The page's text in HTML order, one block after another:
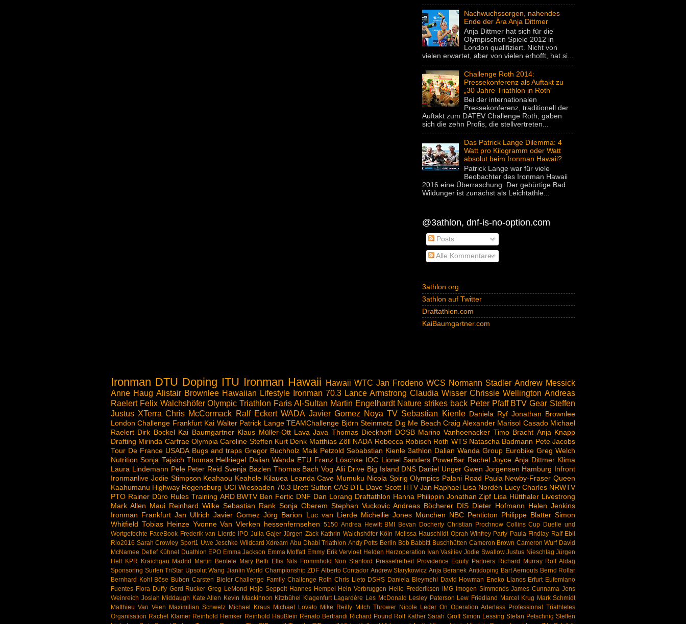
Nachwuchssorgen, nahendes
Ende der Ära Anja Dittmer
Anja Dittmer hat sich für die
Olympischen Spiele 2012 in
London qualifiziert. Nicht von
vielen erwartet, aber von vielen erhofft, hat si...
Challenge Roth 2014:
Pressekonferenz als Auftakt zu
„30 Jahre Triathlon in Roth“
Bei der internationalen
Pressekonferenz, traditionell der
Auftakt zum DATEV Challenge Roth, gaben
sich die zehn Profis, die stellvertreten...
Das Patrick Lange Dilemma: 4
Watt pro Kilogramm oder Watt
absolut beim Ironman Hawaii?
Patrick Lange war für viele
Beobachter des Ironman Hawaii
2016 eine Überraschung. Der gebürtige Bad
Wildunger ist zunächst als Leichtathle...
@3athlon, dnf-is-no-option.com
Posts
Alle Kommentare
3athlon.org
3athlon auf Twitter
Draftathlon.com
KaiBaumgartner.com
Ironman DTU Doping ITU Ironman Hawaii Hawaii WTC Jan Frodeno WCS Normann Stadler Andrew Messick
Anne Haug Alistair Brownlee Hawaiian Lifestyle Ironman 70.3 Lance Armstrong Claudia Wisser Chrissie Wellington Andreas
Raelert Felix Walchshöfer Olympic Triathlon Faris Al-Sultan Martin Engelhardt Nature strikes back Peter Pfaff BTV Gear Steffen
Justus XTerra Chris McCormack Ralf Eckert WADA Javier Gomez Noya TV Sebastian Kienle Daniela Ryf Jonathan Brownlee
London Challenge Frankfurt Kai Walter Patrick Lange TEAMChallenge Björn Steinmetz Dig Me Beach Craig Alexander Marisol Casado Michael
Raelert Dirk Bockel Kai Baumgartner Klaus Müller-Ott Lava Java Thomas Dieckhoff DOSB Marino Vanhoenacker Timo Bracht Anja Knapp
Drafting Mirinda Carfrae Olympia Caroline Steffen Kurt Denk Matthias Zöll NADA Rebecca Robisch Roth WTS Natascha Badmann Pete Jacobs
Tour De France USADA Bugs and traps Gregor Buchholz Maik Petzold Sebabstian Kienle 3athlon Dalian Wanda Group Eurobike Greg Welch
Nutrition Sonja Tajsich Thomas Hellriegel Dalian Wanda ETU Franz Löschke IOC Lionel Sanders PowerBar Rachel Joyce Anja Dittmer Klima
Laura Lindemann Pele Peter Reid Svenja Bazlen Thomas Bach Vog Alii Drive Big Island DNS Daniel Unger Gwen Jorgensen Hamburg
Infront
Ironmanlive Jodie Stimpson Keahaou Keahole Kilauea Leanda Cave Mumuku Nicola Spirig Olympics Palani Road Paula Newby-Fraser Queen
Kaahumanu Highway Regensburg UCI Wiesbaden 70.3 Brett Sutton CAS DTL Dave Scott HTV Jan Raphael Lisa Nordén Lucy Charles NRWTV
PTO Rainer Düro Rules Training ARD BWTV Ben Fertic DNF Dan Lorang Draftathlon Hanna Philippin Jonathan Zipf Lisa Hütthaler
Livestrong
Mark Allen
Maui Reinhard Wilke Sebastian Rank Sonja Oberem Stephan Vuckovic Andreas Böcherer DIS Dieter Hofmann
Helen Jenkins
Ironman Frankfurt Jan Ullrich Javier Gomez Jörg Barion Luc van Lierde Michellie Jones München NBC Penticton Philippe Blatter Simon
Whitfield Tobias Heinze Yvonne Van Vlerken hessenfernsehen 5150 Andrea Hewitt BMI Bevan Docherty Christian Prochnow Collins Cup Duelle und
Wortgefechte FaceBook Frederik van Lierde IPO Julia Gajer Jürgen Zäck Kathrin Walchshöfer Köln Melissa Hauschildt Oprah Winfrey Party Paula Findlay Ralf Ebli
Rio2016 Sarah Crowley Sport1 Uwe Jeschke Wildcard Xdream Abu Dhabi Triathlon Andy Potts Berlin Bob Babbitt Buschhütten Cameron Brown Cameron Wurf David
McNamee Detlef Kühnel Duathlon EPO Emma Jackson Emma Moffatt Emmy Erik Vervloet Helden Herzoperation Ivan Vasiliev Jodie Swallow Justus Nieschlag Jürgen
Helt KPR Kraichgau Madrid Martin Bentele Mary Beth Ellis Nils Frommhold Non Stanford Pressefreiheit Providence Equity Partners Richard Murray Rolf Aldag
Sponsoring Surfen TriStar Upsolut Wang Jianlin World Championship ZDF Alberto Contador Andrew Starykowicz Anja Beranek Antidoping Bart Aernouts Bernd Rollar
Bernhard Kohl Böse Buben Carsten Bieler Challenge Family Challenge Roth Chris Lieto DSHS Daniela Bleymehl David Howman Eneko Llanos Erfurt Eufemiano
Fuentes Flora Duffy Gerd Rucker Greg LeMond Hajo Seppelt Hannes Hempel Hein Verbruggen Helle Frederiksen IMG Imogen Simmonds James Cunnama Jens
Weinreich Josiah Middaugh Kate Allen Kevin Mackinnon Kitzbühel Klagenfurt Lagardère Les McDonald Lesley Paterson Lew Friedland Marcel Krug Mark Schmidt
Matthieu Van Veen Maximilian Schwetz Michael Kraus Michael Lovato Mike Reilly Mitch Thrower Nicole Leder On Operation Aderlass Professional Triathletes
Organisation Rachel Klamer Reinhold Hemker Reinhold Häußlein Renato Bertrandi Richard Pound Rolf Kather Sarah Groff Simon Lessing Stefan Petschnig Steffen